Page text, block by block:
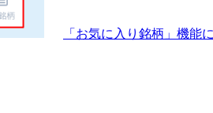
「お気に入り銘柄」機能